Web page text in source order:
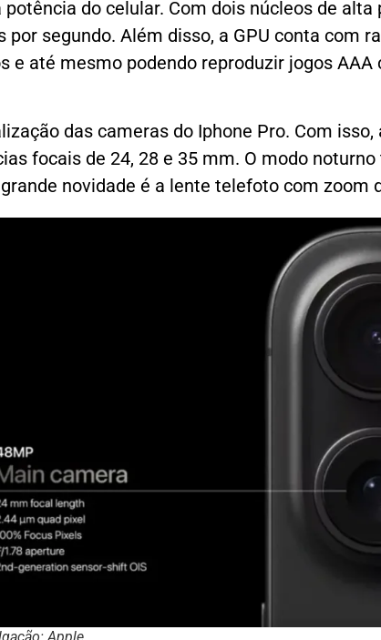
do celular. Com dois núcleos de
segundo. Além disso, a GPU conta com
até mesmo podendo reproduzir jogos
das cameras do Iphone Pro. Com
focais de 24, 28 e 35 mm. O modo
novidade é a lente telefoto com zoom
Apple